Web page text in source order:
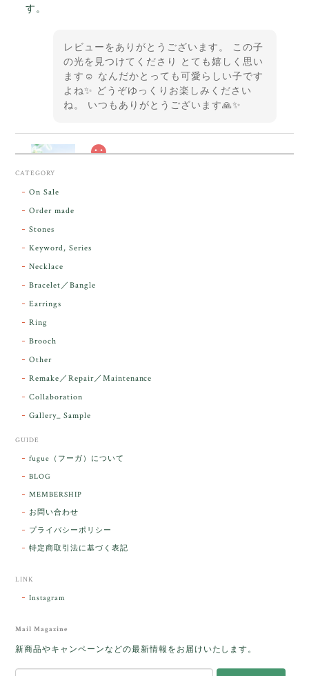
す。
レビューをありがとうございます。 この子
の光を見つけてくださり とても嬉しく思い
ます☺️ なんだかとっても可愛らしい子です
よね✨ どうぞゆっくりお楽しみください
ね。 いつもありがとうございます🙏✨
ンダラで感動しました。素敵な箱と和紙で石を包んで
下さり、ありがとうございました。
レビューをありがとうございます。 実物を
こそ この度は誠にありがとうございまし
た人に幸せが訪れる」という言い伝えがあるケサラン
パサラン。とっても素敵です。メッセージでは色々記
憶違いもありましたが、またいつかお会いして楽しい
した。
をあたたかく迎え入れてくださり とても嬉
しく思います。 この石のふわりとした光を
ランパサラン」でした。これからはT様の
CATEGORY
On Sale
Order made
Stones
Keyword, Series
Necklace
Bracelet／Bangle
Earrings
Ring
Brooch
Other
Remake／Repair／Maintenance
Collaboration
Gallery_ Sample
GUIDE
fugue（フーガ）について
BLOG
MEMBERSHIP
お問い合わせ
プライバシーポリシー
特定商取引法に基づく表記
LINK
Instagram
Mail Magazine
新商品やキャンペーンなどの最新情報をお届けいたします。